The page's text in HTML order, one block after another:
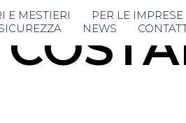
Skip
to
E MESTIERI PER LE IMPRESE
NEWS